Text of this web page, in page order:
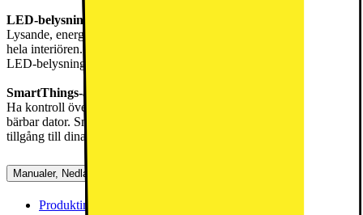
LED-belysning
Lysande, energieffektiv belysning ger en utmärkt överblick över
hela interiören. Till skillnad från andra belysningsformer genererar
LED-belysning ingen värme och håller hela produktens livstid.
SmartThings-app
Ha kontroll över denna produkt med din smartphone, surfplatta eller
bärbar dator. SmartThings-appen gör ditt liv enklare genom att ge
tillgång till dina produkter, så du har kontroll var du än är.
Manualer, Nedladdningar, Reklamation & Support
Produktinformation(engelska)